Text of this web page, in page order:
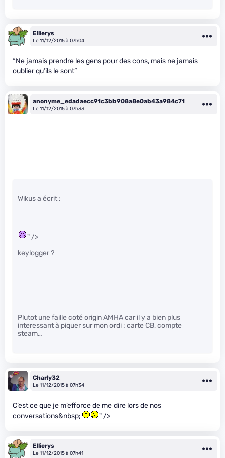
Ellierys
Le 11/12/2015 à 07h04
“Ne jamais prendre les gens pour des cons, mais ne jamais
oublier qu’ils le sont”
anonyme_edadaecc91c3bb908a8e0ab43a984c71
Le 11/12/2015 à 07h33
Wikus a écrit :
" />
keylogger ?
Plutot une faille coté origin AMHA car il y a bien plus
interessant à piquer sur mon ordi : carte CB, compte
steam…
Charly32
Le 11/12/2015 à 07h34
C’est ce que je m’efforce de me dire lors de nos
conversations&nbsp;
" />
Ellierys
Le 11/12/2015 à 07h41